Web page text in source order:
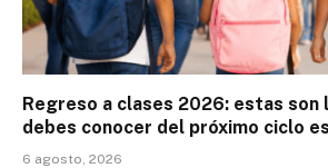
Regreso a clases 2026: estas son
debes conocer del próximo ciclo
6 agosto, 2026